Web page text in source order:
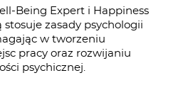
Being Expert i Happiness
stosuje zasady psychologii
w tworzeniu
pracy oraz rozwijaniu
psychicznej.